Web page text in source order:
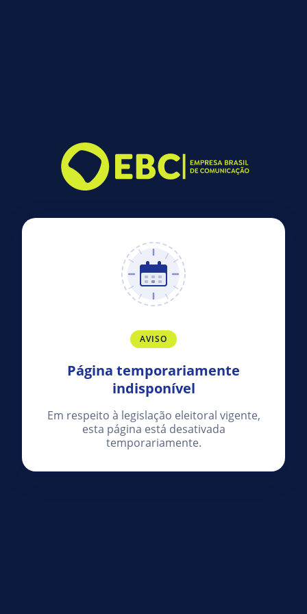
AVISO
Página temporariamente
indisponível
Em respeito à legislação eleitoral vigente,
esta página está desativada
temporariamente.